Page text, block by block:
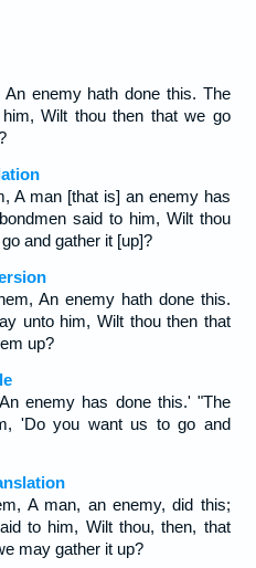
enemy hath done this. The
Wilt thou then that we go
A man [that is] an enemy has
said to him, Wilt thou
and gather it [up]?
An enemy hath done this.
unto him, Wilt thou then that
up?
enemy has done this.' "The
'Do you want us to go and
A man, an enemy, did this;
to him, Wilt thou, then, that
may gather it up?